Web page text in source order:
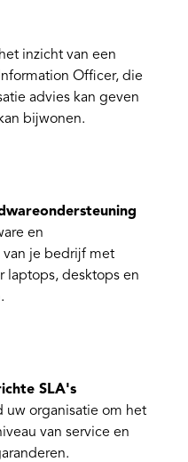
inzicht van een
Officer, die
advies kan geven
bijwonen.
en
je bedrijf met
laptops, desktops en
SLA's
uw organisatie om het
van service en